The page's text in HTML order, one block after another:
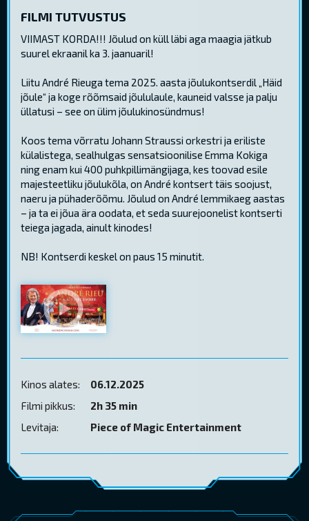
FILMI TUTVUSTUS
VIIMAST KORDA!!! Jõulud on küll läbi aga maagia jätkub
suurel ekraanil ka 3. jaanuaril!
Liitu André Rieuga tema 2025. aasta jõulukontserdil „Häid
jõule“ ja koge rõõmsaid jõululaule, kauneid valsse ja palju
üllatusi – see on ülim jõulukinosündmus!
Koos tema võrratu Johann Straussi orkestri ja eriliste
külalistega, sealhulgas sensatsioonilise Emma Kokiga
ning enam kui 400 puhkpillimängijaga, kes toovad esile
majesteetliku jõulukõla, on André kontsert täis soojust,
naeru ja pühaderõõmu. Jõulud on André lemmikaeg aastas
– ja ta ei jõua ära oodata, et seda suurejoonelist kontserti
teiega jagada, ainult kinodes!
NB! Kontserdi keskel on paus 15 minutit.
Kinos alates:
06.12.2025
Filmi pikkus:
2h 35 min
Levitaja:
Piece of Magic Entertainment